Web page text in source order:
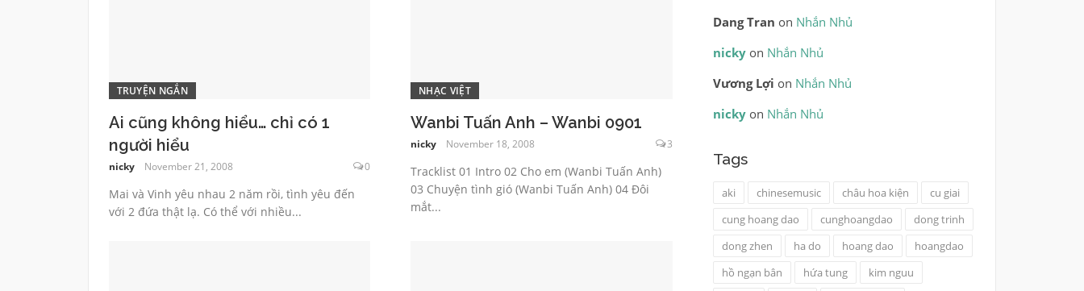
TRUYỆN NGẮN
Ai cũng không hiểu… chỉ có 1
người hiểu
nicky November 21, 2008 0
Mai và Vinh yêu nhau 2 năm rồi, tình yêu đến
với 2 đứa thật lạ. Có thể với nhiều...
NHẠC VIỆT
Wanbi Tuấn Anh – Wanbi 0901
nicky November 18, 2008 3
Tracklist 01 Intro 02 Cho em (Wanbi Tuấn Anh)
03 Chuyện tình gió (Wanbi Tuấn Anh) 04 Đôi
mắt...
Dang Tran on Nhắn Nhủ
nickyon Nhắn Nhủ
Vương Lợi on Nhắn Nhủ
nickyon Nhắn Nhủ
Tags
aki chinesemusic châu hoa kiện
cu giai
cung hoang dao
cunghoangdao
dong trinh
dong zhen
ha do hoang dao
hoangdao
hồ ngạn bân
hứa tung
kim nguu